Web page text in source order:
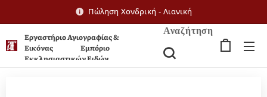
Πώληση Χονδρική - Λιανική
Εργαστήριο Αγιογραφίας &
Εικόνας Εμπόριο
Εκκλησιαστικών Ειδών
Αναζήτηση